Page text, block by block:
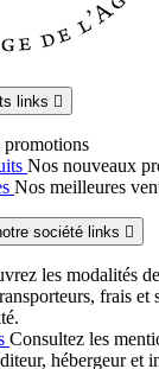
links 
promotions
Nos nouveaux
Nos meilleures
société links 
les modalités
frais et
Consultez les
hébergeur et